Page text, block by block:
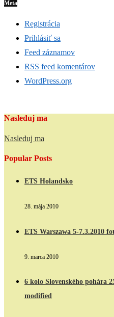
Meta
Registrácia
Prihlásiť sa
Feed záznamov
RSS feed komentárov
WordPress.org
Nasleduj ma
Nasleduj ma
Popular Posts
ETS Holandsko
28. mája 2010
ETS Warszawa 5-7.3.2010
9. marca 2010
6 kolo Slovenského pohára
modified